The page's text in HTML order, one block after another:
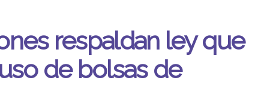
respaldan ley que
de bolsas de